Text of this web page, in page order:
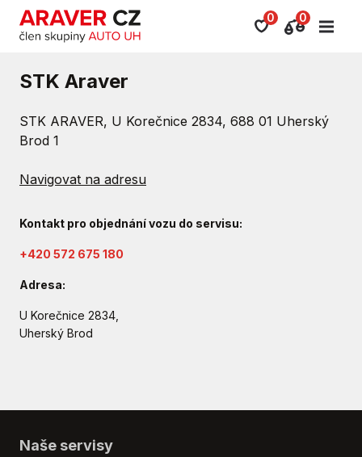
0 0
STK Araver
STK ARAVER, U Korečnice 2834, 688 01 Uherský
Brod 1
Navigovat na adresu
Kontakt pro objednání vozu do servisu:
+420 572 675 180
Adresa:
U Korečnice 2834,
Uherský Brod
Naše servisy